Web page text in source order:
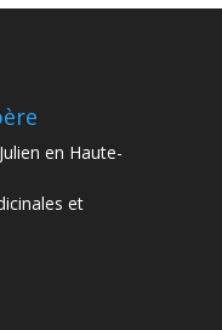
en Haute-
et